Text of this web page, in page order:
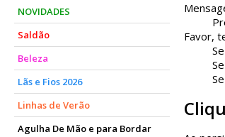
NOVIDADES
Saldão
Beleza
Lãs e Fios 2026
Linhas de Verão
Agulha De Mão e para Bordar
Favor,